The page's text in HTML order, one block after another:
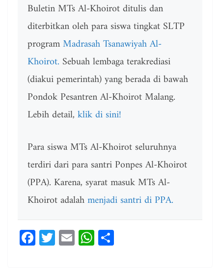
Buletin MTs Al-Khoirot ditulis dan
diterbitkan oleh para siswa tingkat SLTP
programMadrasah Tsanawiyah Al-
Khoirot. Sebuah lembaga terakrediasi
(diakui pemerintah) yang berada di bawah
Pondok Pesantren Al-Khoirot Malang.
Lebih detail, klik di sini!
Para siswa MTs Al-Khoirot seluruhnya
terdiri dari para santri Ponpes Al-Khoirot
(PPA). Karena, syarat masuk MTs Al-
Khoirot adalahmenjadi santri di PPA.
Fa
ce
T
wi
E
m
W
ha